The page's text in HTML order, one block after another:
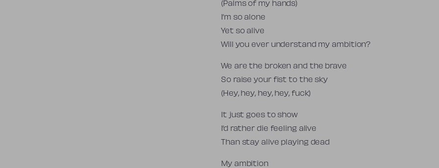
(Palms of my hands)
I’m so alone
Yet so alive
Will you ever understand my ambition?
We are the broken and the brave
So raise your fist to the sky
(Hey, hey, hey, hey, fuck)
It just goes to show
I’d rather die feeling alive
Than stay alive playing dead
My ambition